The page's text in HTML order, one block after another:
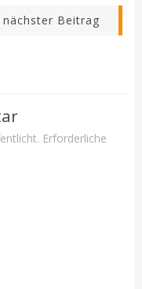
nächster Beitrag
Erforderliche